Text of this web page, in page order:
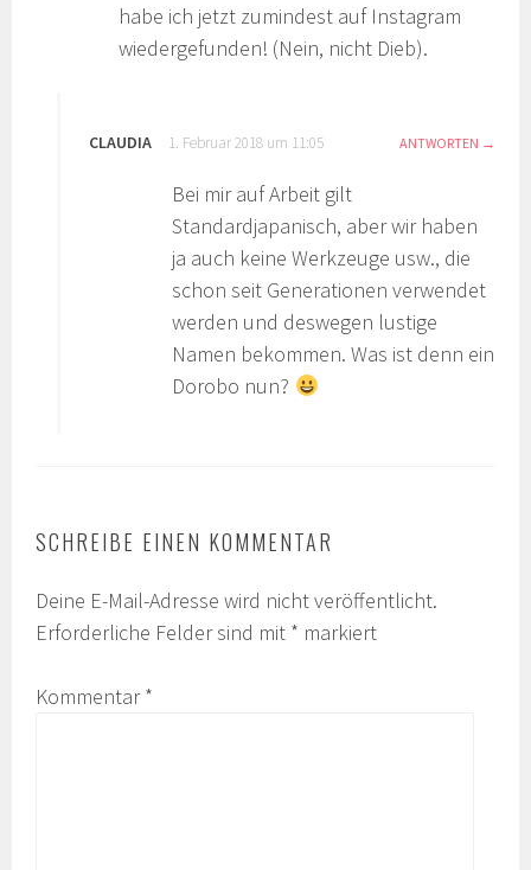
habe ich jetzt zumindest auf Instagram
wiedergefunden! (Nein, nicht Dieb).
CLAUDIA 1. Februar 2018 um 11:05 ANTWORTEN
Bei mir auf Arbeit gilt
Standardjapanisch, aber wir haben
ja auch keine Werkzeuge usw., die
schon seit Generationen verwendet
werden und deswegen lustige
Namen bekommen. Was ist denn ein
Dorobo nun?
SCHREIBE EINEN KOMMENTAR
Deine E-Mail-Adresse wird nicht veröffentlicht.
Erforderliche Felder sind mit * markiert
Kommentar*